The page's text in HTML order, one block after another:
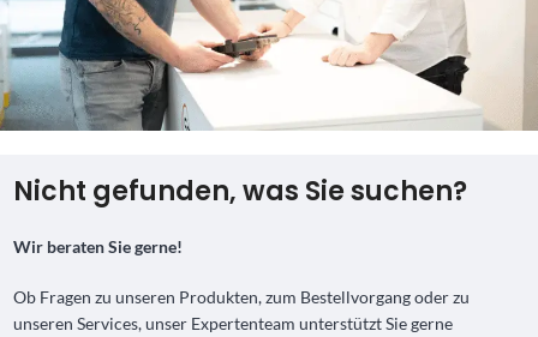
Nicht gefunden, was Sie suchen?
Wir beraten Sie gerne!
Ob Fragen zu unseren Produkten, zum Bestellvorgang oder zu
unseren Services, unser Expertenteam unterstützt Sie gerne